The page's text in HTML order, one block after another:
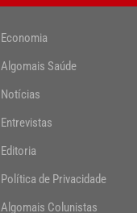
Economia
Algomais Saúde
Notícias
Entrevistas
Editoria
Política de Privacidade
Algomais Colunistas